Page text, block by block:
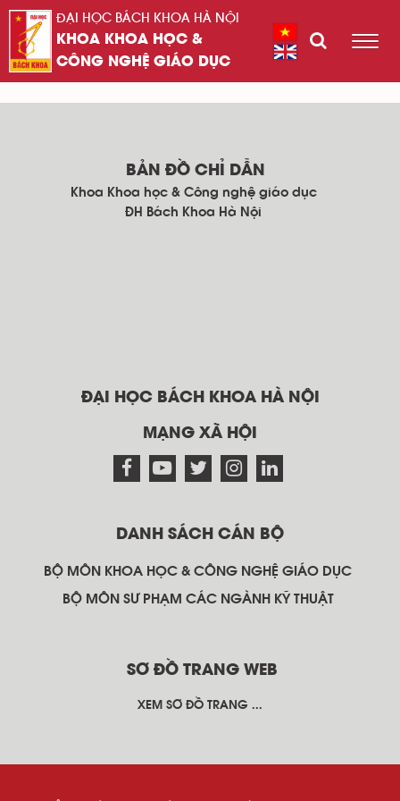
ĐẠI HỌC BÁCH KHOA HÀ NỘI
KHOA KHOA HỌC &
CÔNG NGHỆ GIÁO DỤC
BẢN ĐỒ CHỈ DẪN
Khoa Khoa học & Công nghệ giáo dục
ĐH Bách Khoa Hà Nội
ĐẠI HỌC BÁCH KHOA HÀ NỘI
MẠNG XÃ HỘI
DANH SÁCH CÁN BỘ
BỘ MÔN KHOA HỌC & CÔNG NGHỆ GIÁO DỤC
BỘ MÔN SƯ PHẠM CÁC NGÀNH KỸ THUẬT
SƠ ĐỒ TRANG WEB
XEM SƠ ĐỒ TRANG ...